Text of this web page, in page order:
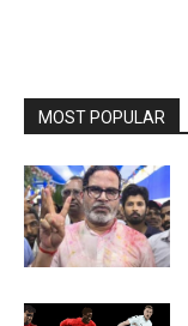
MOST POPULAR